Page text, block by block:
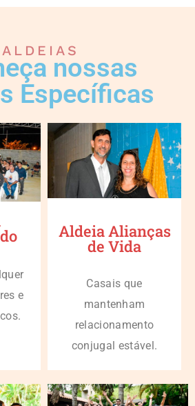
ALDEIAS
nossas
Específicas
e
Aldeia Alianças
de Vida
Casais que
mantenham
relacionamento
conjugal estável.